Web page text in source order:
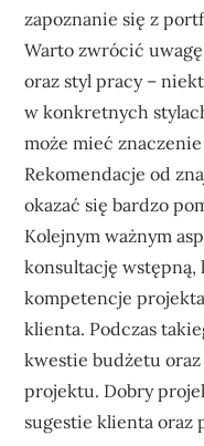
zapoznanie się z
Warto zwrócić
oraz styl pracy –
w konkretnych
może mieć
Rekomendacje od
okazać się bardzo
Kolejnym ważnym
konsultację
kompetencje
klienta. Podczas
kwestie budżetu
projektu. Dobry
sugestie klienta oraz